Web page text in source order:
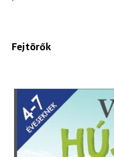
Fejtörők